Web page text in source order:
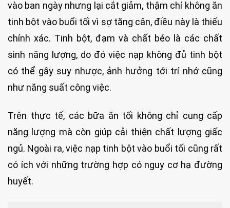
vào ban ngày nhưng lại cắt giảm, thậm chí không ăn
tinh bột vào buổi tối vì sợ tăng cân, điều này là thiếu
chính xác. Tinh bột, đạm và chất béo là các chất
sinh năng lượng, do đó việc nạp không đủ tinh bột
có thể gây suy nhược, ảnh hưởng tới trí nhớ cũng
như năng suất công việc.
Trên thực tế, các bữa ăn tối không chỉ cung cấp
năng lượng mà còn giúp cải thiện chất lượng giấc
ngủ. Ngoài ra, việc nạp tinh bột vào buổi tối cũng rất
có ích với những trường hợp có nguy cơ hạ đường
huyết.